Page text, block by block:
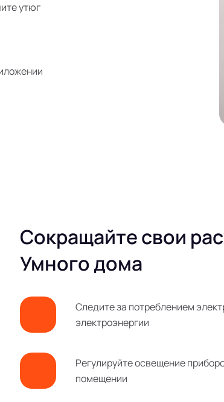
утюг
Сокращайте свои
Умного дома
Следите за потреблением
электроэнергии
Регулируйте освещение
помещении